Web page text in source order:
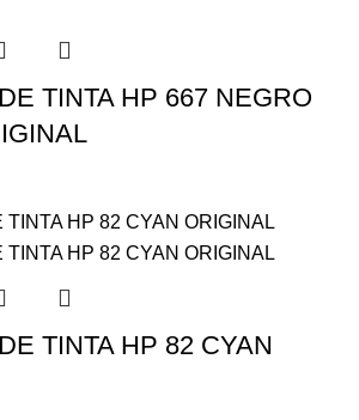
TINTA HP 667 NEGRO
TINTA HP 82 CYAN